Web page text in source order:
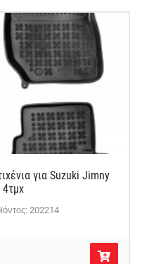
για Suzuki Jimny
202214